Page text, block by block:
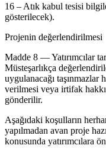
16 – Atık kabul tesisi
gösterilecek).
Projenin değerlendirilmesi
Madde 8 — Yatırımcılar
Müsteşarlıkça
uygulanacağı
verilmesi veya irtifak
gönderilir.
Aşağıdaki koşulların
yapılmadan avan proje
konusunda yatırımcılara